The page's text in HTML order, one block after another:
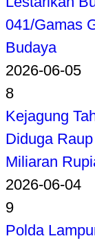
041/Gamas
Budaya
2026-06-05
8
Kejagung
Diduga
Miliaran
2026-06-04
9
Polda